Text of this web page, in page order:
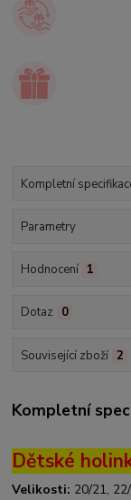
Kompletní
Parametry
Hodnocení 1
Dotaz 0
Související zboží 2
Kompletní
Dětské
Velikosti: 20/21,